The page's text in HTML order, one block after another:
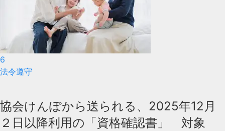
6
法令遵守
協会けんぽから送られる、2025年12月
２日以降利用の「資格確認書」 対象